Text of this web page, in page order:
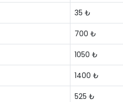
35 ₺
700 ₺
1050 ₺
1400 ₺
525 ₺